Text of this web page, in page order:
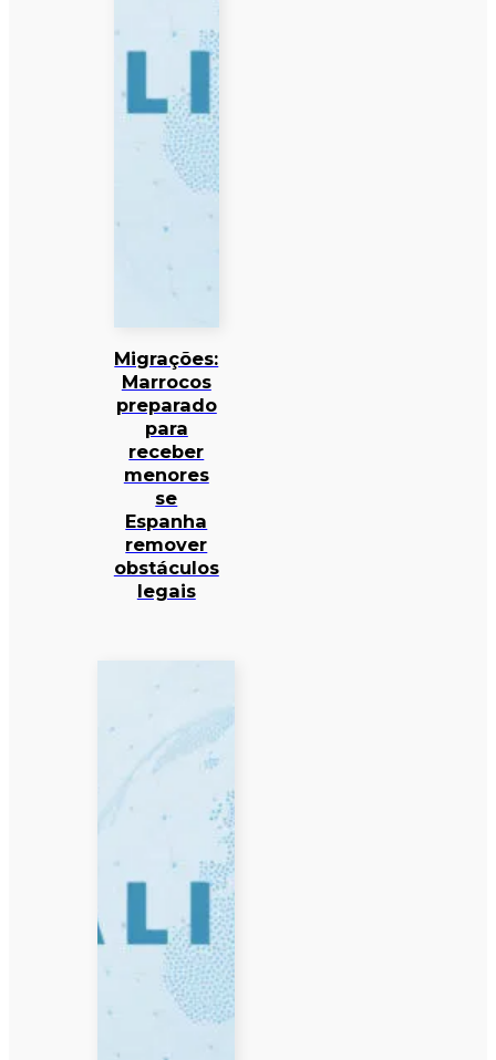
Migrações:
Marrocos
preparado
para
receber
menores
se
Espanha
remover
obstáculos
legais